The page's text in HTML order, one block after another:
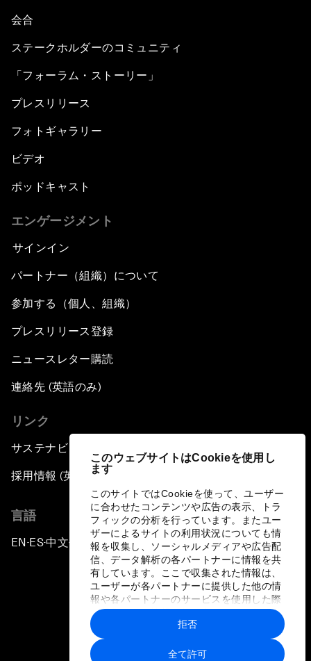
このウェブサイトはCookieを使用し
ます
このサイトではCookieを使って、ユーザー
に合わせたコンテンツや広告の表示、トラ
フィックの分析を行っています。またユー
ザーによるサイトの利用状況についても情
報を収集し、ソーシャルメディアや広告配
信、データ解析の各パートナーに情報を共
有しています。ここで収集された情報は、
ユーザーが各パートナーに提供した他の情
報や各パートナーのサービスを使用した際
に収集された情報と組み合わされ、各パー
トナーによって使用されることがありま
す。
全て許可
拒否
会合
ステークホルダーのコミュニティ
「フォーラム・ストーリー」
プレスリリース
フォトギャラリー
ビデオ
ポッドキャスト
エンゲージメント
サインイン
パートナー（組織）について
参加する（個人、組織）
プレスリリース登録
ニュースレター購読
連絡先 (英語のみ)
リンク
サステナビリティへの取り組み
採用情報 (英語のみ)
言語
EN ▪ES▪中文▪ 日本語
プライバシーポリシーと利用規約